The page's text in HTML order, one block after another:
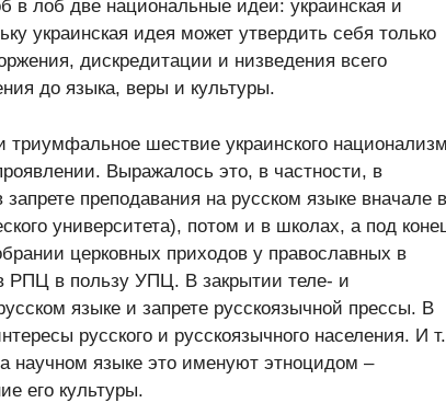
в лоб две национальные идеи: украинская и
украинская идея может утвердить себя только
дискредитации и низведения всего
до языка, веры и культуры.
шествие украинского
Выражалось это, в частности, в
преподавания на русском языке вначале в
университета), потом и в школах, а под
церковных приходов у православных в
РПЦ в пользу УПЦ. В закрытии теле- и
языке и запрете русскоязычной прессы. В
русского и русскоязычного населения. И т.
научном языке это именуют этноцидом –
его культуры.